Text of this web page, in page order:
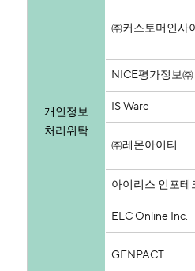
개인정보
처리위탁
㈜커스토머인사
NICE평가정보㈜
IS Ware
㈜레몬아이티
아이리스 인포테
ELC Online Inc.
GENPACT